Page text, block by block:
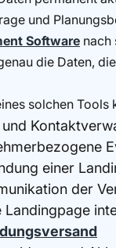
und
Software nach
die Daten,
solchen Tools
und
einer
der
Landingpage